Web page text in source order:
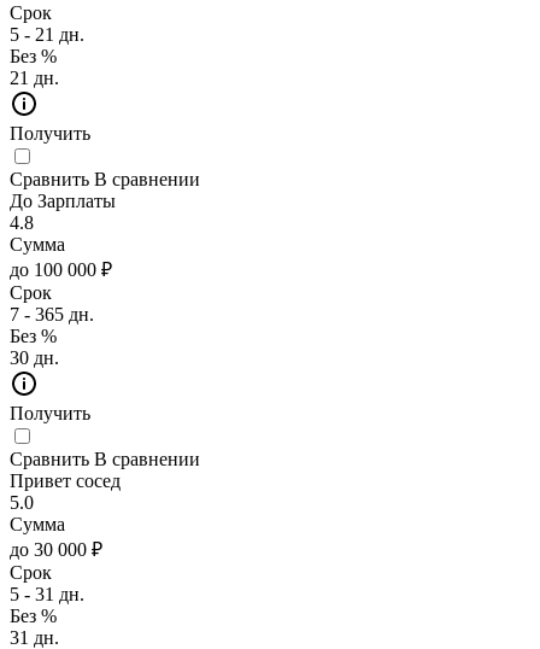
Срок
5 - 21 дн.
Без %
21 дн.
Получить
Сравнить В сравнении
До Зарплаты
4.8
Сумма
до 100 000 ₽
Срок
7 - 365 дн.
Без %
30 дн.
Получить
Сравнить В сравнении
Привет сосед
5.0
Сумма
до 30 000 ₽
Срок
5 - 31 дн.
Без %
31 дн.